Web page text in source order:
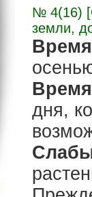
№ 4(16)
земли,
дня,